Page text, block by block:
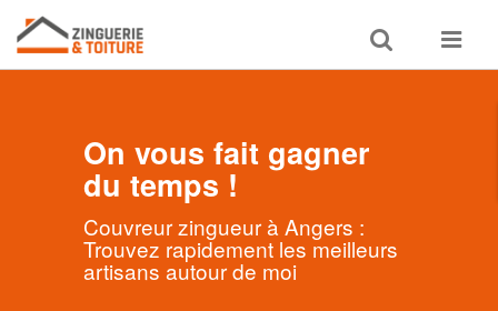
Toggle
search
Toggle
On vous fait gagner
du temps !
Couvreur zingueur à Angers :
Trouvez rapidement les meilleurs
artisans autour de moi